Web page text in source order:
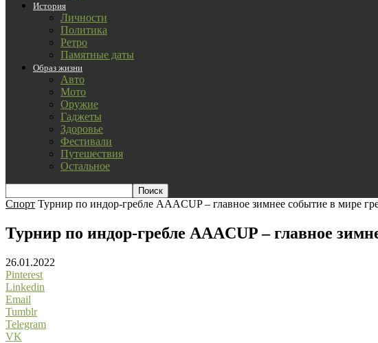
История
Личности
Политика
Ретро
Памятные даты
Образ жизни
Авто
Мото
Оружие
Гаджеты
Здоровье
Фестивали
Путешествия
Остальное
Спорт Турнир по индор-гребле AAACUP – главное зимнее событие в мире
Турнир по индор-гребле AAACUP – главное
26.01.2022
Pinterest
Linkedin
Email
Tumblr
Telegram
VK